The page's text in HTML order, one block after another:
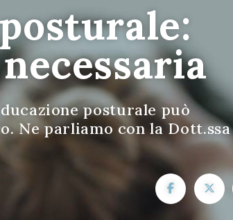
necessaria
posturale può
Ne parliamo con la Dott.ssa